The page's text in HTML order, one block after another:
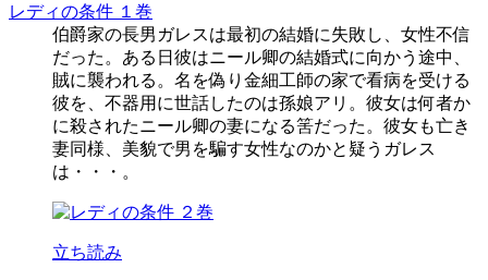
レディの条件 １巻
伯爵家の長男ガレスは最初の結婚に失敗し、女性不信
だった。ある日彼はニール卿の結婚式に向かう途中、
賊に襲われる。名を偽り金細工師の家で看病を受ける
彼を、不器用に世話したのは孫娘アリ。彼女は何者か
に殺されたニール卿の妻になる筈だった。彼女も亡き
妻同様、美貌で男を騙す女性なのかと疑うガレス
は・・・。
立ち読み